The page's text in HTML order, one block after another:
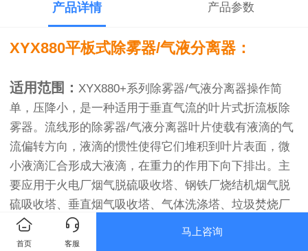
产品详情 产品参数
XYX880平板式除雾器/气液分离器：
适用范围： XYX880+系列除雾器/气液分离器操作简
单，压降小，是一种适用于垂直气流的叶片式折流板除
雾器。流线形的除雾器/气液分离器叶片使载有液滴的气
流偏转方向，液滴的惯性使得它们堆积到叶片表面，微
小液滴汇合形成大液滴，在重力的作用下向下排出。主
要应用于火电厂烟气脱硫吸收塔、钢铁厂烧结机烟气脱
硫吸收塔、垂直烟气吸收塔、气体洗涤塔、垃圾焚烧厂
气体洗涤装置等。
产品说明：XYX880+安装在脱硫塔内的顶部，适用于垂
首页 客服
马上咨询